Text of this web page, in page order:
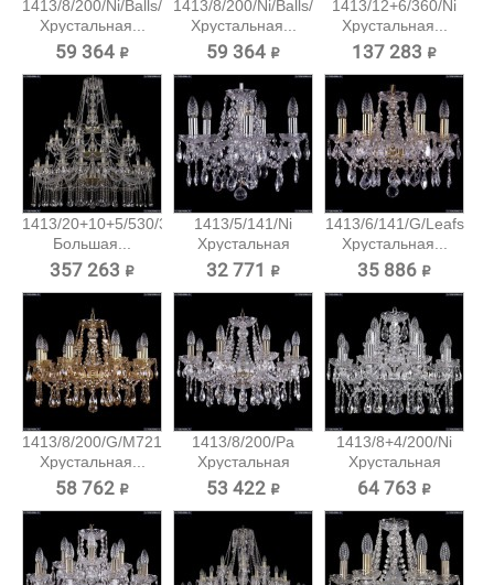
1413/8/200/Ni/Balls/SH4
Хрустальная...
59 364 ₽
1413/8/200/Ni/Balls/SH6
Хрустальная...
59 364 ₽
1413/12+6/360/Ni
Хрустальная...
137 283 ₽
1413/20+10+5/530/3d/G
Большая...
357 263 ₽
1413/5/141/Ni
Хрустальная
подвесная...
32 771 ₽
1413/6/141/G/Leafs
Хрустальная...
35 886 ₽
1413/8/200/G/M721
Хрустальная...
58 762 ₽
1413/8/200/Pa
Хрустальная
подвесная...
53 422 ₽
1413/8+4/200/Ni
Хрустальная
подвесная...
64 763 ₽